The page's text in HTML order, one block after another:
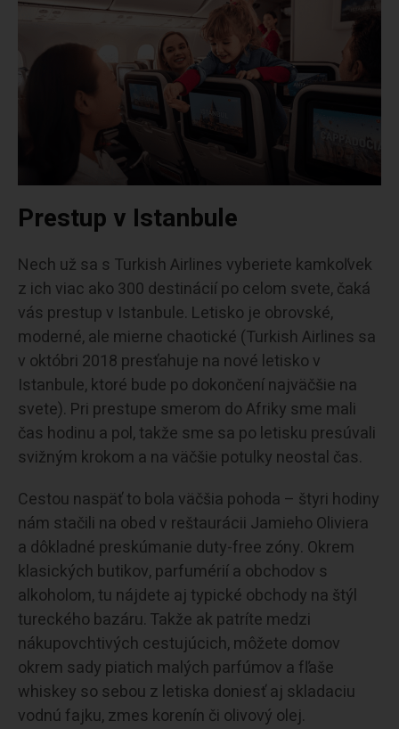
Prestup v Istanbule
Nech už sa s Turkish Airlines vyberiete kamkoľvek
z ich viac ako 300 destinácií po celom svete, čaká
vás prestup v Istanbule. Letisko je obrovské,
moderné, ale mierne chaotické (Turkish Airlines sa
v októbri 2018 presťahuje na nové letisko v
Istanbule, ktoré bude po dokončení najväčšie na
svete). Pri prestupe smerom do Afriky sme mali
čas hodinu a pol, takže sme sa po letisku presúvali
svižným krokom a na väčšie potulky neostal čas.
Cestou naspäť to bola väčšia pohoda – štyri hodiny
nám stačili na obed v reštaurácii Jamieho Oliviera
a dôkladné preskúmanie duty-free zóny. Okrem
klasických butikov, parfumérií a obchodov s
alkoholom, tu nájdete aj typické obchody na štýl
tureckého bazáru. Takže ak patríte medzi
nákupovchtivých cestujúcich, môžete domov
okrem sady piatich malých parfúmov a fľaše
whiskey so sebou z letiska doniesť aj skladaciu
vodnú fajku, zmes korenín či olivový olej.